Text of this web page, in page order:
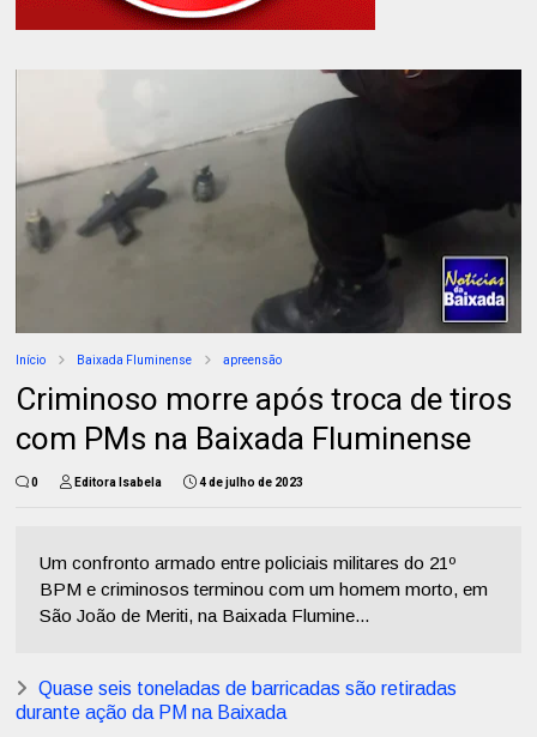
Início Baixada Fluminense apreensão
Criminoso morre após troca de tiros
com PMs na Baixada Fluminense
0 Editora Isabela 4 de julho de 2023
Um confronto armado entre policiais militares do 21º
BPM e criminosos terminou com um homem morto, em
São João de Meriti, na Baixada Flumine...
Quase seis toneladas de barricadas são retiradas
durante ação da PM na Baixada